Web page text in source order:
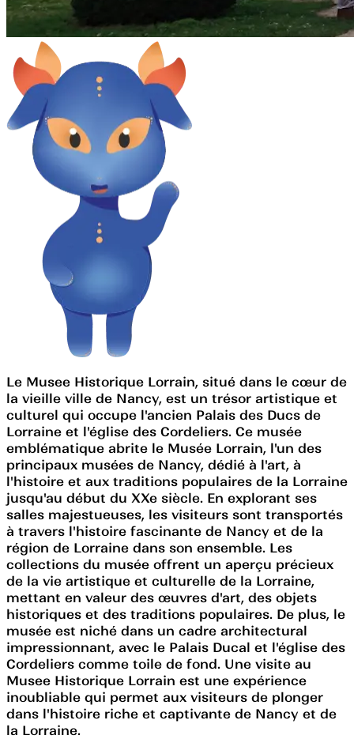
Le Musee Historique Lorrain, situé dans le cœur de
la vieille ville de Nancy, est un trésor artistique et
culturel qui occupe l'ancien Palais des Ducs de
Lorraine et l'église des Cordeliers. Ce musée
emblématique abrite le Musée Lorrain, l'un des
principaux musées de Nancy, dédié à l'art, à
l'histoire et aux traditions populaires de la Lorraine
jusqu'au début du XXe siècle. En explorant ses
salles majestueuses, les visiteurs sont transportés
à travers l'histoire fascinante de Nancy et de la
région de Lorraine dans son ensemble. Les
collections du musée offrent un aperçu précieux
de la vie artistique et culturelle de la Lorraine,
mettant en valeur des œuvres d'art, des objets
historiques et des traditions populaires. De plus, le
musée est niché dans un cadre architectural
impressionnant, avec le Palais Ducal et l'église des
Cordeliers comme toile de fond. Une visite au
Musee Historique Lorrain est une expérience
inoubliable qui permet aux visiteurs de plonger
dans l'histoire riche et captivante de Nancy et de
la Lorraine.